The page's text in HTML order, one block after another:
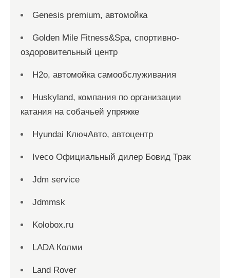
Genesis premium, автомойка
Golden Mile Fitness&Spa, спортивно-
оздоровительный центр
H2o, автомойка самообслуживания
Huskyland, компания по организации
катания на собачьей упряжке
Hyundai КлючАвто, автоцентр
Iveco Официальный дилер Бовид Трак
Jdm service
Jdmmsk
Kolobox.ru
LADA Колми
Land Rover